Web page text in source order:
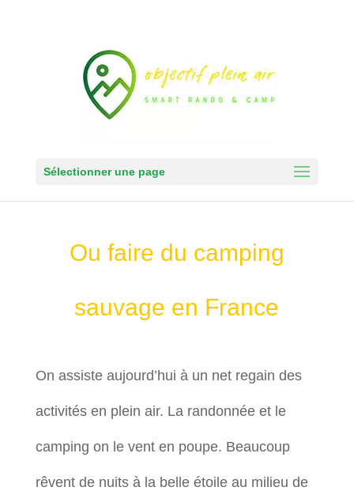
Sélectionner une page
Ou faire du camping
sauvage en France
On assiste aujourd’hui à un net regain des
activités en plein air. La randonnée et le
camping on le vent en poupe. Beaucoup
rêvent de nuits à la belle étoile au milieu de